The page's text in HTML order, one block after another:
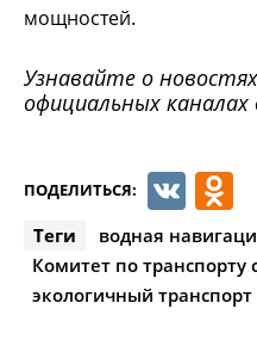
мощностей.
Узнавайте о
официальных каналах
ПОДЕЛИТЬСЯ: VK
Теги
водная
Комитет по транспорту
экологичный транспорт